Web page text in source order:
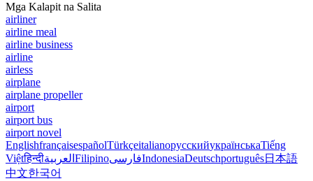
Mga Kalapit na Salita
airliner
airline meal
airline business
airline
airless
airplane
airplane propeller
airport
airport bus
airport novel
EnglishfrançaisespañolTürkçeitalianoрусскийукраїнськаTiếng
Việtहिन्दीالعربية FilipinoفارسیIndonesiaDeutschportuguês日本語
中文한국어